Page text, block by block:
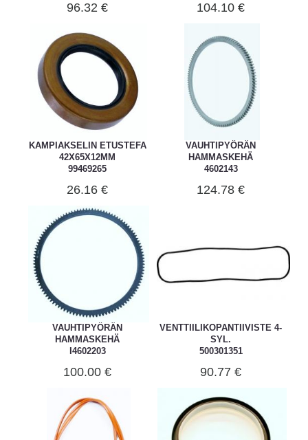
96.32 € 104.10 €
KAMPIAKSELIN ETUSTEFA
42X65X12MM
99469265
26.16 €
VAUHTIPYÖRÄN
HAMMASKEHÄ
4602143
124.78 €
VAUHTIPYÖRÄN
HAMMASKEHÄ
I4602203
100.00 €
VENTTIILIKOPANTIIVISTE 4-
SYL.
500301351
90.77 €